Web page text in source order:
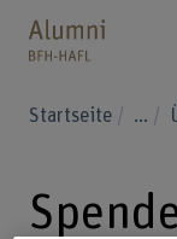
Startseite ...